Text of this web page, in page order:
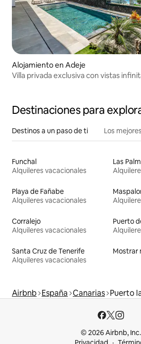
Alojamiento en Adeje
Villa privada exclusiva con vistas
Destinaciones para
Destinos a un paso de ti Los
Funchal
Alquileres vacacionales
Las
Playa de Fañabe
Alquileres vacacionales
Corralejo
Alquileres vacacionales
Puerto
Santa Cruz de Tenerife
Alquileres vacacionales
Mostrar
Airbnb España Canarias Puerto
© 2026 Airbnb, Inc.